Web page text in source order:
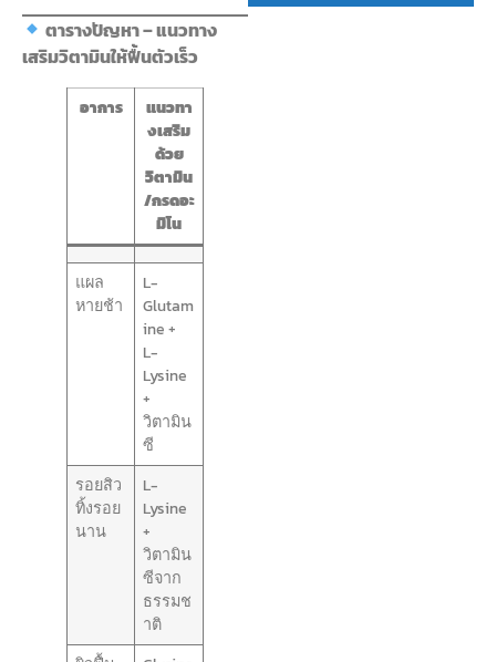
ตารางปัญหา – แนวทาง
เสริมวิตามินให้ฟื้นตัวเร็ว
อาการ
แนวทา
งเสริม
ด้วย
วิตามิน
/กรดอะ
มิโน
แผล
หายช้า
L-
Glutam
ine +
L-
Lysine
+
วิตามิน
ซี
รอยสิว
ทิ้งรอย
นาน
L-
Lysine
+
วิตามิน
ซีจาก
ธรรมช
าติ